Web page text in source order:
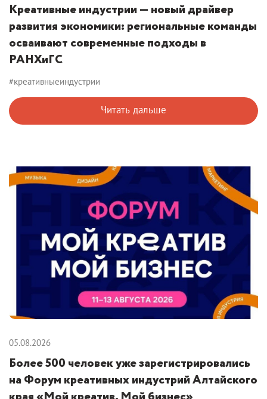
Креативные индустрии — новый драйвер
развития экономики: региональные команды
осваивают современные подходы в
РАНХиГС
#креативныеиндустрии
Читать дальше
05.08.2026
Более 500 человек уже зарегистрировались
на Форум креативных индустрий Алтайского